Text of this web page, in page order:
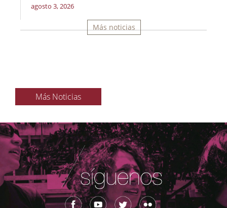
agosto 3, 2026
Más noticias
Más Noticias